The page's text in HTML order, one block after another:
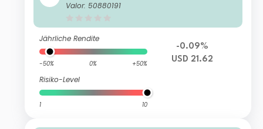
Valor: 50880191
Jährliche Rendite
-50% 0% +50%
Risiko-Level
1 10
-0.09%
USD 21.62